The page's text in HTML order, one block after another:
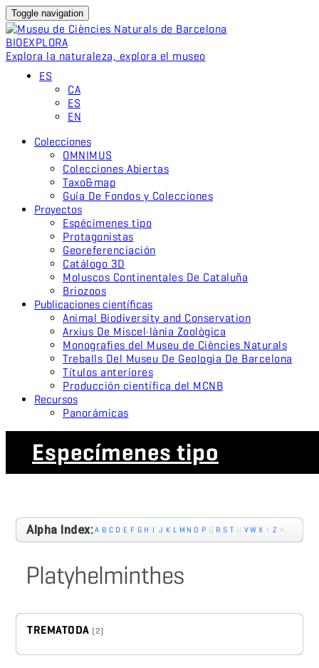
Toggle navigation
BIOEXPLORA
Explora la naturaleza, explora el museo
ES
CA
ES
EN
Colecciones
OMNIMUS
Colecciones Abiertas
Taxo&map
Guía De Fondos y Colecciones
Proyectos
Espécimenes tipo
Protagonistas
Georeferenciación
Catálogo 3D
Moluscos Continentales De Cataluña
Briozoos
Publicaciones científicas
Animal Biodiversity and Conservation
Arxius De Miscel·lània Zoològica
Monografies del Museu de Ciències Naturals
Treballs Del Museu De Geologia De Barcelona
Títulos anteriores
Producción científica del MCNB
Recursos
Panorámicas
Especímenes tipo
Alpha Index:A B C D E F G H I J K L M N O P Q R S T U VW X Y Z #
Platyhelminthes
TREMATODA (2)